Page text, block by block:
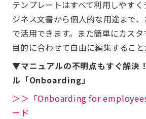
テンプレートはすべて利用しやす
ジネス文書から個人的な用途まで
で活用できます。また簡単にカスタ
目的に合わせて自由に編集すること
▼マニュアルの不明点もすぐ解決
ル「Onboarding」
＞＞「Onboarding for
ード